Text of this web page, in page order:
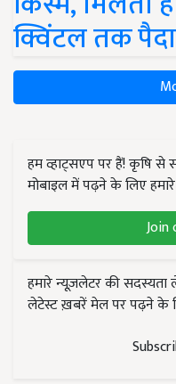
क्विंटल तक
हम व्हाट्सएप पर हैं! कृषि
मोबाइल में पढ़ने के लिए
Join
हमारे न्यूज़लेटर की
लेटेस्ट ख़बरें मेल पर पढ़ने के